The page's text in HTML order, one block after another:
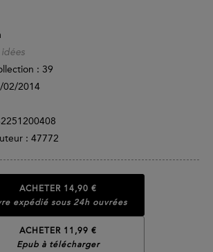
: 39
02/2014
: 47772
ACHETER 14,90 €
expédié sous 24h ouvrées
ACHETER 11,99 €
Epub à télécharger